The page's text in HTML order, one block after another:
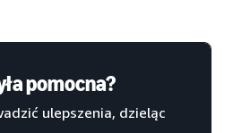
pomocna?
ulepszenia, dzieląc